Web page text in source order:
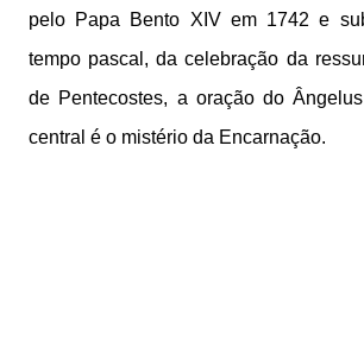
pelo Papa Bento XIV em 1742 e
tempo pascal, da celebração da
de Pentecostes, a oração do
central é o mistério da Encarnação.